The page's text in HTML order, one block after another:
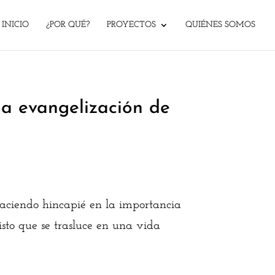
INICIO ¿POR QUÉ? PROYECTOS QUIÉNES SOMOS
evangelización de
hincapié en la importancia
que se trasluce en una vida